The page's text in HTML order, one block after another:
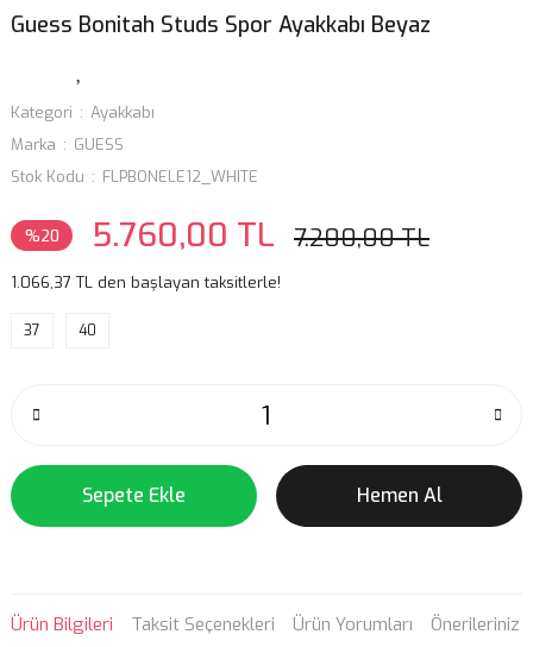
Guess Bonitah Studs Spor Ayakkabı Beyaz
Kategori
Ayakkabı
Marka
GUESS
Stok Kodu
FLPBONELE12_WHITE
%20 5.760,00 TL 7.200,00 TL
1.066,37 TL den başlayan taksitlerle!
37 40
Sepete Ekle Hemen Al
Ürün Bilgileri Taksit Seçenekleri Ürün Yorumları Önerileriniz